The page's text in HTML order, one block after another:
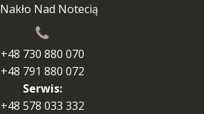
Nakło Nad Notecią
+48 730 880 070
+48 791 880 072
Serwis:
+48 578 033 332